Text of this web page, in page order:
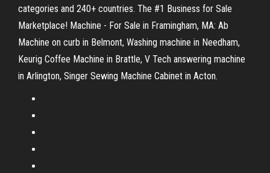
categories and 240+ countries. The #1 Business for Sale
Marketplace! Machine - For Sale in Framingham, MA: Ab
Machine on curb in Belmont, Washing machine in Needham,
Keurig Coffee Machine in Brattle, V Tech answering machine
in Arlington, Singer Sewing Machine Cabinet in Acton.